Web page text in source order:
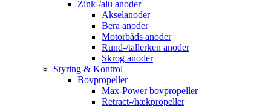
Zink-/alu anoder
Akselanoder
Bera anoder
Motorbåds anoder
Rund-/tallerken anoder
Skrog anoder
Styring & Kontrol
Bovpropeller
Max-Power bovpropeller
Retract-/hækpropeller